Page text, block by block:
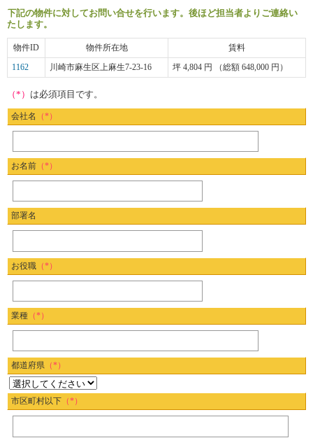
下記の物件に対してお問い合せを行います。後ほど担当者よりご連絡い
たします。
物件ID 物件所在地 賃料
1162 川崎市麻生区上麻生7-23-16 坪 4,804 円 （総額 648,000 円）
（*） は必須項目です。
会社名 （*）
お名前 （*）
部署名
お役職 （*）
業種 （*）
都道府県 （*）
市区町村以下 （*）